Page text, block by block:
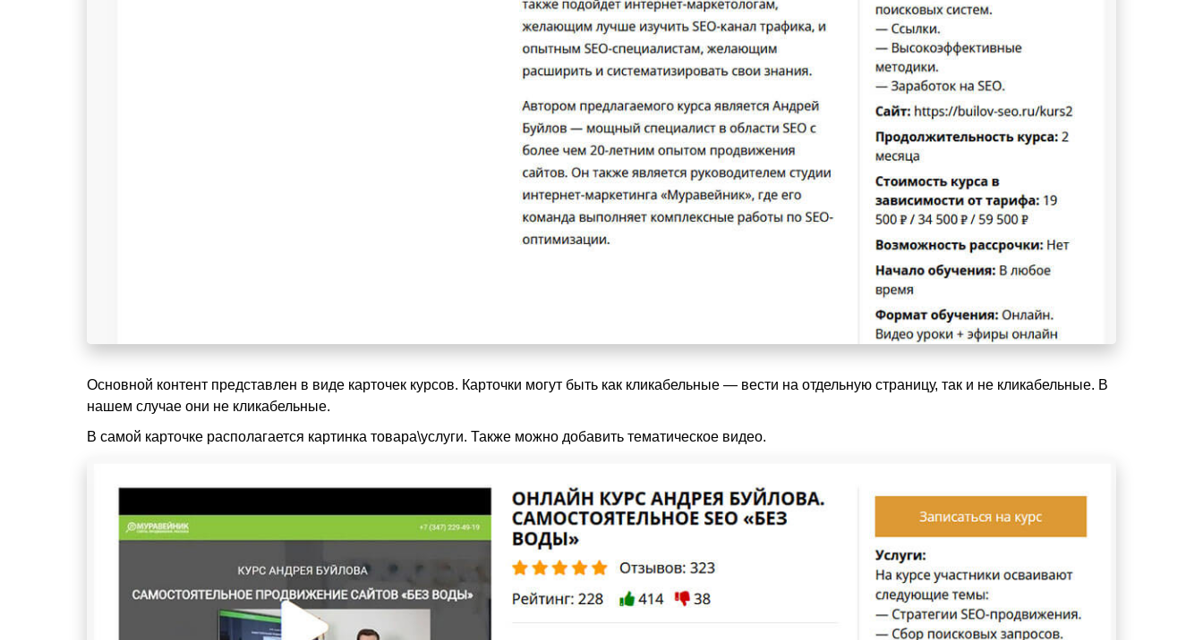
Основной контент представлен в виде карточек курсов. Карточки могут быть как кликабельные — вести на отдельную страницу, так и не кликабельные. В
нашем случае они не кликабельные.
В самой карточке располагается картинка товара\услуги. Также можно добавить тематическое видео.